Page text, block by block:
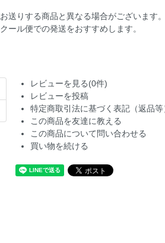
りする商品と異なる場合がございます。
ル便での発送をおすすめします。
レビューを見る(0件)
レビューを投稿
特定商取引法に基づく表記（返品等
この商品を友達に教える
この商品について問い合わせる
買い物を続ける